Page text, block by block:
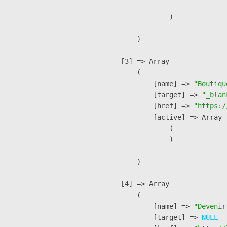
                )
        )
    [3] => Array
        (
            [name] =>
            [target] =>
            [href] =>
"https://
            [active] => Array
                (
                )
        )
    [4] => Array
        (
            [name] =>
"Devenir
            [target] =>
NULL